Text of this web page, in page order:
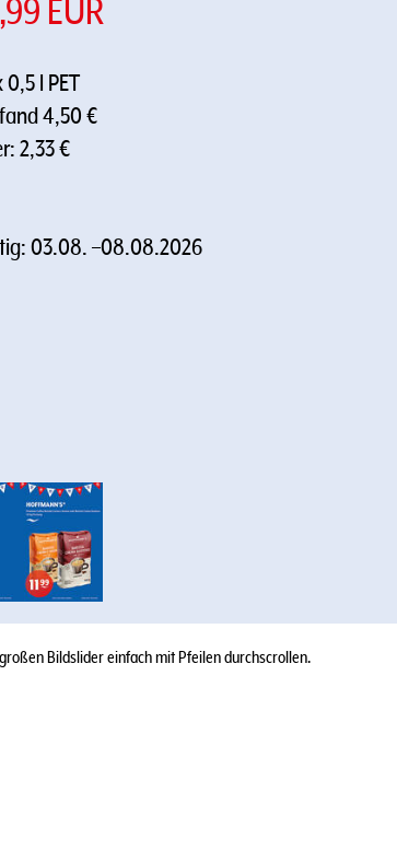
EUR
0,5 l PET
4,50 €
2,33 €
03.08. –08.08.2026
Bildslider einfach mit Pfeilen durchscrollen.